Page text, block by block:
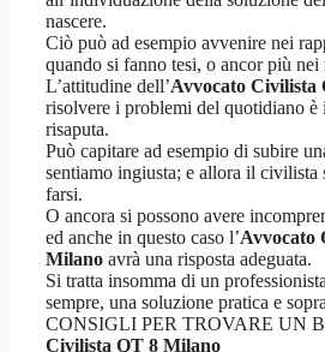
nascere.
Ciò può ad esempio avvenire nei
quando si fanno tesi, o ancor più
L’attitudine dell’Avvocato Civilista
risolvere i problemi del quotidiano è
risaputa.
Può capitare ad esempio di subire
sentiamo ingiusta; e allora il civilista
farsi.
O ancora si possono avere
ed anche in questo caso l’Avvocato
Milano avrà una risposta adeguata.
Si tratta insomma di un
sempre, una soluzione pratica e
CONSIGLI PER TROVARE UN
Civilista QT 8 Milano